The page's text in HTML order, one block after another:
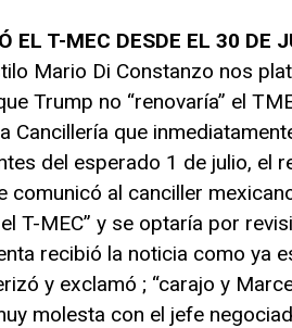
EL T-MEC DESDE EL 30 DE
Mario Di Constanzo nos
Trump no “renovaría” el
Cancillería que
del esperado 1 de julio, el
comunicó al canciller
T-MEC” y se optaría por
recibió la noticia como ya
y exclamó ; “carajo y
molesta con el jefe